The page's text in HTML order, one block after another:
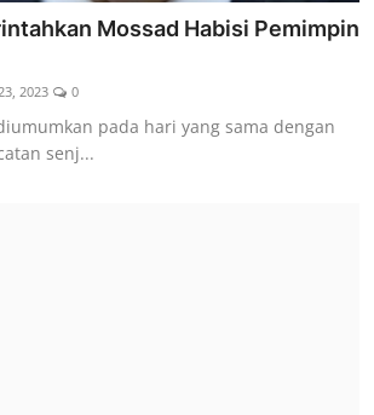
Mossad Habisi Pemimpin
2023 0
pada hari yang sama dengan
senj...